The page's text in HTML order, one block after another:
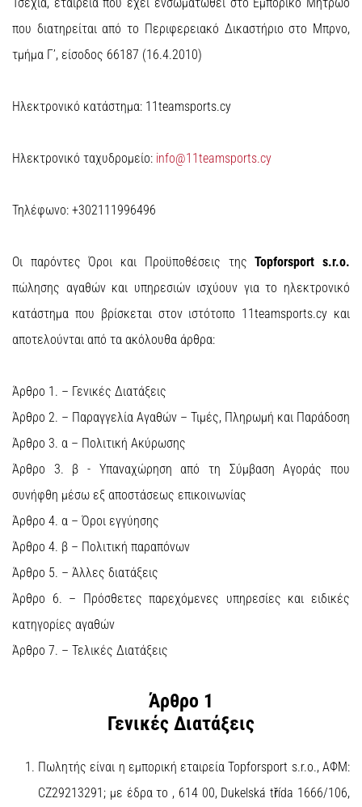
Εμφάνιση
όλων
που διατηρείται από το Περιφερειακό Δικαστήριο στο Μπρνο,
τμήμα Γ’, είσοδος 66187 (16.4.2010)
Ηλεκτρονικό κατάστημα: 11teamsports.cy
Ηλεκτρονικό ταχυδρομείο: info@11teamsports.cy
Τηλέφωνο: +302111996496
Οι παρόντες Όροι και Προϋποθέσεις τηςTopforsport s.r.o.
πώλησης αγαθών και υπηρεσιών ισχύουν για το ηλεκτρονικό
κατάστημα που βρίσκεται στον ιστότοπο 11teamsports.cy και
αποτελούνται από τα ακόλουθα άρθρα:
Άρθρο 1. – Γενικές Διατάξεις
Άρθρο 2. – Παραγγελία Αγαθών – Τιμές, Πληρωμή και Παράδοση
Άρθρο 3. α – Πολιτική Ακύρωσης
Άρθρο 3. β - Υπαναχώρηση από τη Σύμβαση Αγοράς που
συνήφθη μέσω εξ αποστάσεως επικοινωνίας
Άρθρο 4. α – Όροι εγγύησης
Άρθρο 4. β – Πολιτική παραπόνων
Άρθρο 5. – Άλλες διατάξεις
Άρθρο 6. – Πρόσθετες παρεχόμενες υπηρεσίες και ειδικές
κατηγορίες αγαθών
Άρθρο 7. – Τελικές Διατάξεις
Άρθρο 1
Γενικές Διατάξεις
Πωλητής είναι η εμπορική εταιρεία Topforsport s.r.o., ΑΦΜ:
CZ29213291; με έδρα το , 614 00, Dukelská třída 1666/106,